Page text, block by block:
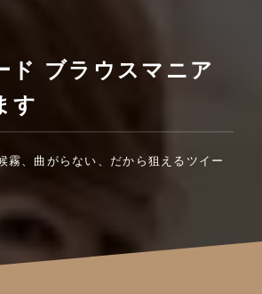
ド ブラウスマニア
す
霧、曲がらない、だから狙えるツイー